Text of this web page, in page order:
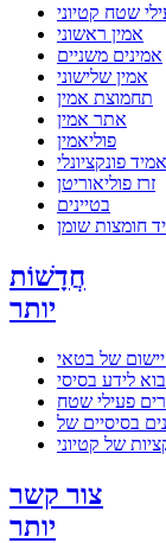
שטח קטיוני
אמין ראשוני
אמינים משניים
אמין שלישוני
תחמוצת אמין
אתר אמין
פוליאמין
פונקציונלי
זרז פוליאוריטן
בטיינים
חומצות שומן
חֲדָשׁוֹת
יותר
צור קשר
יותר